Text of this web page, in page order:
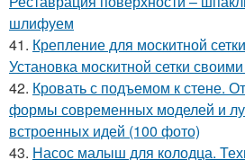
шлифуем
41. Крепление для москитной
Установка москитной сетки
42. Кровать с подъемом к стене.
формы современных моделей и
встроенных идей (100 фото)
43. Насос малыш для колодца.